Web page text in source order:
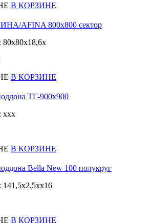
В КОРЗИНЕ
AFINA 800х800 сектор
В КОРЗИНЕ
TГ-900х900
xxx
В КОРЗИНЕ
Bella New 100 полукруг
В КОРЗИНЕ